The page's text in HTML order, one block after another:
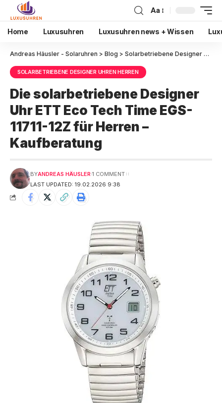
Aa
Home Luxusuhren Luxusuhren news + Wissen
Andreas Häusler - Solaruhren > Blog > Solarbetriebene Designer Uhren Herren
SOLARBETRIEBENE DESIGNER UHREN HERREN
Die solarbetriebene Designer
Uhr ETT Eco Tech Time EGS-
11711-12Z für Herren –
Kaufberatung
LAST UPDATED: 19.02.2026 9:38
BYANDREAS HÄUSLER 1 COMMENT